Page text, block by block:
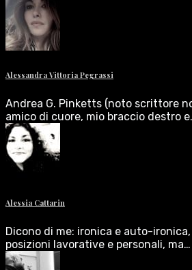
Alessandra Vittoria Pegrassi
Andrea G. Pinketts (noto scrittore
amico di cuore, mio braccio destro
Alessia Cattarin
Dicono di me: ironica e auto-
posizioni lavorative e personali, ma…